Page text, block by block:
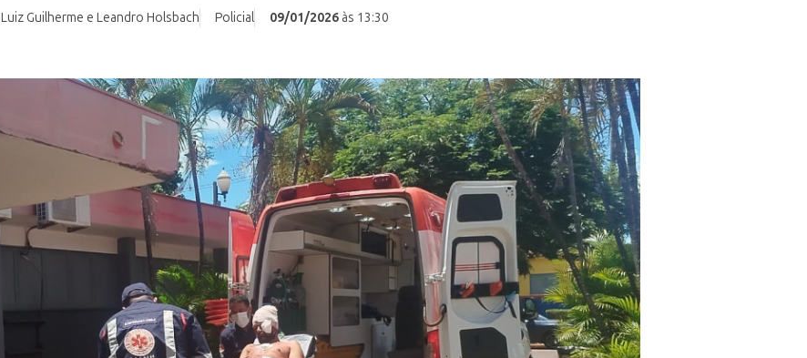
Luiz Guilherme e Leandro Holsbach Policial 09/01/2026 às 13:30